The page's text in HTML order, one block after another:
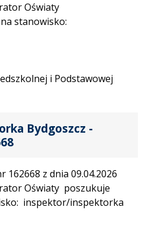
Oświaty
stanowisko:
i Podstawowej
Bydgoszcz -
162668 z dnia 09.04.2026
Oświaty poszukuje
inspektor/inspektorka